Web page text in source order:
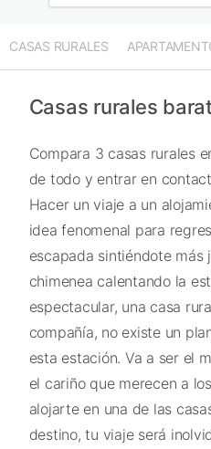
CASAS RURALES
Casas rurales
Compara 3 casas rurales
de todo y entrar en
Hacer un viaje a un
idea fenomenal para
escapada sintiéndote más
chimenea calentando la
espectacular, una casa
compañía, no existe un
esta estación. Va a ser el
el cariño que merecen a
alojarte en una de las
destino, tu viaje será